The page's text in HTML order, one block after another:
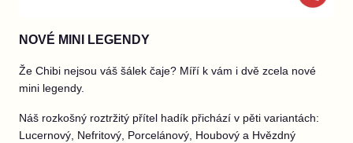
NOVÉ MINI LEGENDY
Že Chibi nejsou váš šálek čaje? Míří k vám i dvě zcela nové
mini legendy.
Náš rozkošný roztržitý přítel hadík přichází v pěti variantách:
Lucernový, Nefritový, Porcelánový, Houbový a Hvězdný